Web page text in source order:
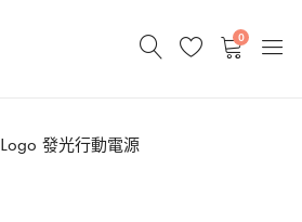
0
Logo 發光行動電源